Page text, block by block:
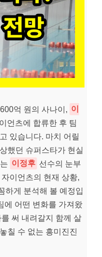
억 원의 사나이, 이
언츠에 합류한 후 팀
있습니다. 마치 어릴
했던 슈퍼스타가 현실
이정후 선수의 눈부
이언츠의 현재 상황,
하게 분석해 볼 예정입
에 어떤 변화를 가져왔
써 내려갈지 함께 살
칠 수 없는 흥미진진